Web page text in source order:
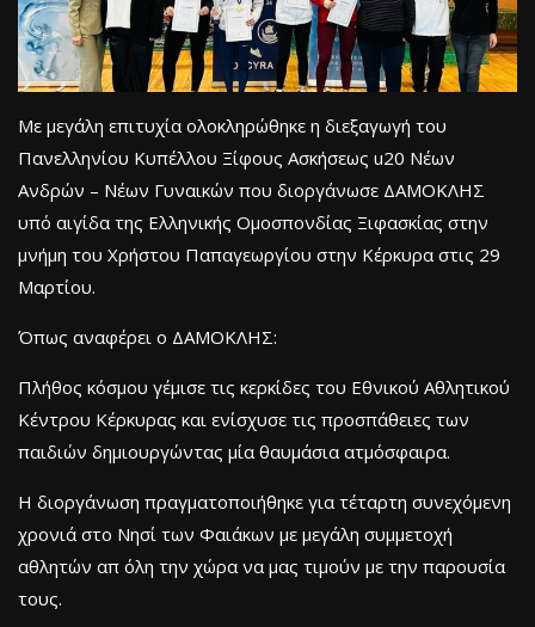
Με μεγάλη επιτυχία ολοκληρώθηκε η διεξαγωγή του
Πανελληνίου Κυπέλλου Ξίφους Ασκήσεως u20 Νέων
Ανδρών – Νέων Γυναικών που διοργάνωσε ΔΑΜΟΚΛΗΣ
υπό αιγίδα της Ελληνικής Ομοσπονδίας Ξιφασκίας στην
μνήμη του Χρήστου Παπαγεωργίου στην Κέρκυρα στις 29
Μαρτίου.
Όπως αναφέρει ο ΔΑΜΟΚΛΗΣ:
Πλήθος κόσμου γέμισε τις κερκίδες του Εθνικού Αθλητικού
Κέντρου Κέρκυρας και ενίσχυσε τις προσπάθειες των
παιδιών δημιουργώντας μία θαυμάσια ατμόσφαιρα.
Η διοργάνωση πραγματοποιήθηκε για τέταρτη συνεχόμενη
χρονιά στο Νησί των Φαιάκων με μεγάλη συμμετοχή
αθλητών απ όλη την χώρα να μας τιμούν με την παρουσία
τους.